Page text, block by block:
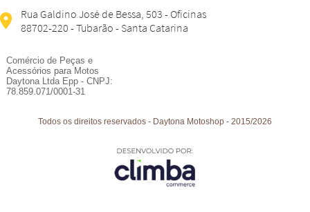
Rua Galdino José de Bessa, 503 - Oficinas
88702-220 - Tubarão - Santa Catarina
Comércio de Peças e
Acessórios para Motos
Daytona Ltda Epp - CNPJ:
78.859.071/0001-31
Todos os direitos reservados -Daytona Motoshop -2015/2026